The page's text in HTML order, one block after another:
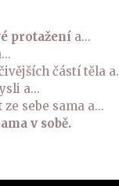
protažení a...
částí těla
a...
ze sebe sama a...
v sobě.